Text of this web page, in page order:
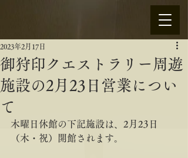
御狩印クエストラリー周遊
施設の2月23日営業につい
て
2023年2月17日
木曜日休館の下記施設は、2月23日
（木・祝）開館されます。